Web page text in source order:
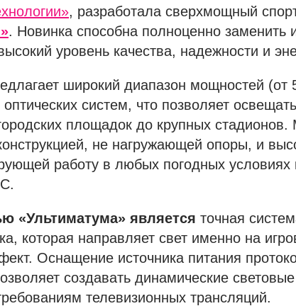
, разработала сверхмощный
. Новинка способна полноценно
уровень качества, надежности и
широкий диапазон мощностей (от
оптических систем, что позволяет
площадок до крупных стадионов.
не нагружающей опоры, и
работу в любых погодных условиях
«Ультиматума» является точная
которая направляет свет именно на
Оснащение источника питания
создавать динамические
телевизионных трансляций.